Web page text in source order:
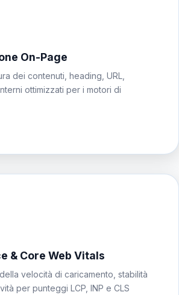
On-Page
dei contenuti, heading, URL,
ottimizzati per i motori di
& Core Web Vitals
velocità di caricamento, stabilità
per punteggi LCP, INP e CLS